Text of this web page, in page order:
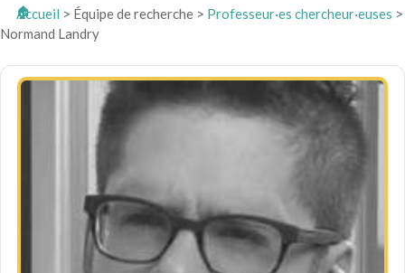
Accueil > Équipe de recherche > Professeur·es chercheur·euses >
Normand Landry